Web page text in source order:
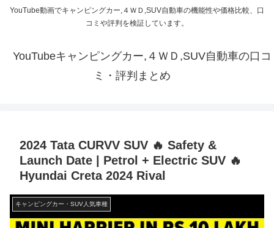
YouTube動画でキャンピングカー,４ＷＤ,SUV自動車の機能性や価格比較、口
コミや評判を検証しています。
YouTubeキャンピングカー,４ＷＤ,SUV自動車の口コ
ミ・評判まとめ
2024 Tata CURVV SUV 🔥 Safety &
Launch Date | Petrol + Electric SUV 🔥
Hyundai Creta 2024 Rival
キャンピングカー・SUV人気車種